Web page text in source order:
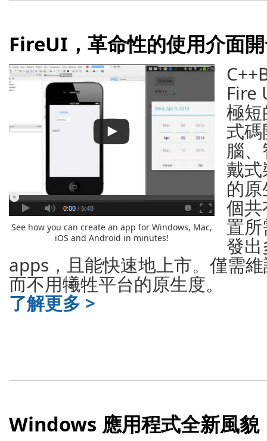
FireUI，革命性的使用介面
See how you can create an app for Windows, Mac,
iOS and Android in minutes!
Fire
極
式碼
腦
戴
的
個
置
發
apps，且能快速地上市。僅需
而不用犧牲平台的原生度。
了解更多 >
Windows 應用程式全新風貌